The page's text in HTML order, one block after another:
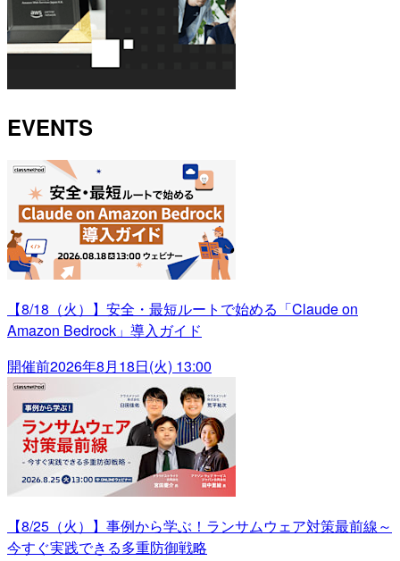
EVENTS
【8/18（火）】安全・最短ルートで始める「Claude on
Amazon Bedrock」導入ガイド
開催前2026年8月18日(火) 13:00
【8/25（火）】事例から学ぶ！ランサムウェア対策最前線～
今すぐ実践できる多重防御戦略